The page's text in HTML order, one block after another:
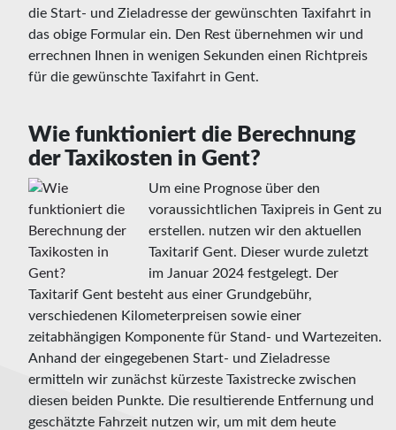
die Start- und Zieladresse der gewünschten Taxifahrt in
das obige Formular ein. Den Rest übernehmen wir und
errechnen Ihnen in wenigen Sekunden einen Richtpreis
für die gewünschte Taxifahrt in Gent.
Wie funktioniert die Berechnung
der Taxikosten in Gent?
Um eine Prognose über den
voraussichtlichen Taxipreis in Gent zu
erstellen. nutzen wir den aktuellen
Taxitarif Gent. Dieser wurde zuletzt
im Januar 2024 festgelegt. Der
Taxitarif Gent besteht aus einer Grundgebühr,
verschiedenen Kilometerpreisen sowie einer
zeitabhängigen Komponente für Stand- und Wartezeiten.
Anhand der eingegebenen Start- und Zieladresse
ermitteln wir zunächst kürzeste Taxistrecke zwischen
diesen beiden Punkte. Die resultierende Entfernung und
geschätzte Fahrzeit nutzen wir, um mit dem heute